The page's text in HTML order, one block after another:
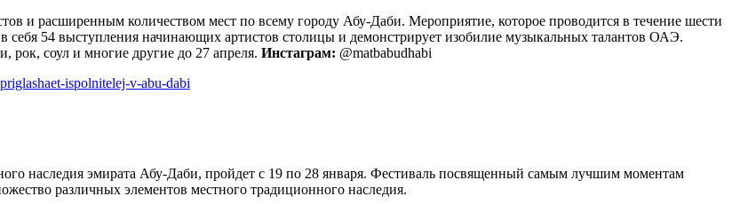
и расширенным количеством мест по всему городу Абу-Даби. Мероприятие, которое проводится в течение шести
себя 54 выступления начинающих артистов столицы и демонстрирует изобилие музыкальных талантов ОАЭ.
рок, соул и многие другие до 27 апреля. Инстаграм: @matbabudhabi
ispolnitelej-v-abu-dabi
наследия эмирата Абу-Даби, пройдет с 19 по 28 января. Фестиваль посвященный самым лучшим моментам
различных элементов местного традиционного наследия.